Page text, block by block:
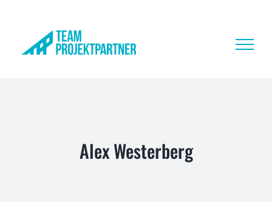
innehållet
Alex Westerberg